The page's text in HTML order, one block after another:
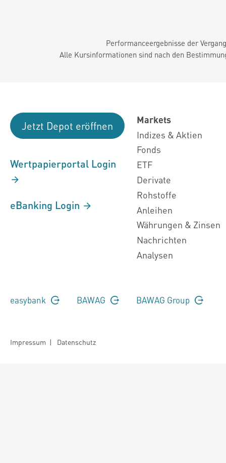
Performanceergebnisse der
Alle Kursinformationen sind nach den
Jetzt Depot eröffnen
Wertpapierportal Login
eBanking Login
Markets
Indizes & Aktien
Fonds
ETF
Derivate
Rohstoffe
Anleihen
Währungen & Zinsen
Nachrichten
Analysen
easybank BAWAG BAWAG Group
Impressum | Datenschutz